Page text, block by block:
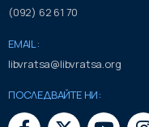
(092) 62 61 70
EMAIL:
libvratsa@libvratsa.org
ПОСЛЕДВАЙТЕ НИ: